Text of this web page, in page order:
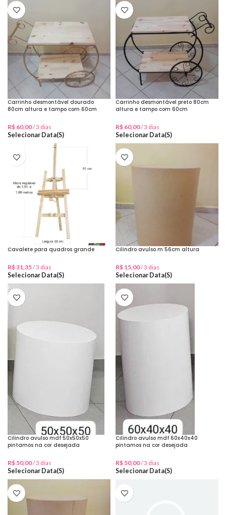
Carrinho desmontável dourado
80cm altura e tampo com 60cm
R$ 60,00/ 3 dias
Selecionar Data(s)
Carrinho desmontável preto 80cm
altura e tampo com 60cm
R$ 60,00/ 3 dias
Selecionar Data(s)
Cavalete para quadros grande
R$31,35/ 3 dias
Selecionar Data(s)
Cilindro avulso m 56cm altura
R$ 15,00/ 3 dias
Selecionar Data(s)
Cilindro avulso mdf 50x50x50
pintamos na cor desejada
R$ 50,00/ 3 dias
Selecionar Data(s)
Cilindro avulso mdf 60x40x40
pintamos na cor desejada
R$ 50,00/ 3 dias
Selecionar Data(s)